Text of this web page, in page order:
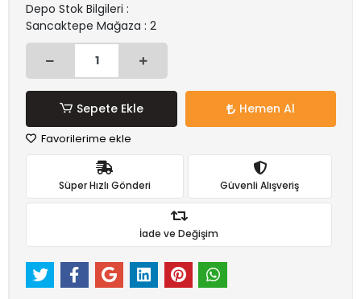
Depo Stok Bilgileri :
Sancaktepe Mağaza : 2
Sepete Ekle Hemen Al
Favorilerime ekle
Süper Hızlı Gönderi Güvenli Alışveriş
İade ve Değişim